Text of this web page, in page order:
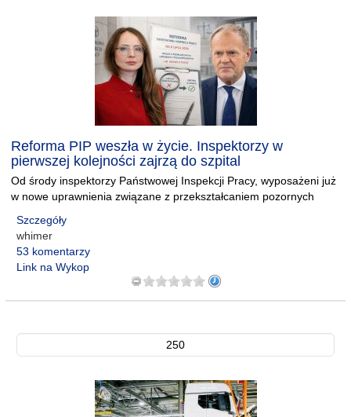
Reforma PIP weszła w życie. Inspektorzy w
pierwszej kolejności zajrzą do szpital
Od środy inspektorzy Państwowej Inspekcji Pracy, wyposażeni już
w nowe uprawnienia związane z przekształcaniem pozornych
Szczegóły
whimer
53 komentarzy
Link na Wykop
250